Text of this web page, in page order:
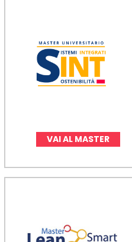
VAI AL MASTER